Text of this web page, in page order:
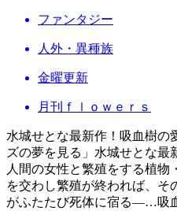
ファンタジー
人外・異種族
金曜更新
月刊ｆｌｏｗｅｒｓ
水城せとな最新作！吸血樹の
ズの夢を見る」水城せとな最
人間の女性と繁殖をする植物
を交わし繁殖が終われば、そ
がふたたび死体に宿る―…吸